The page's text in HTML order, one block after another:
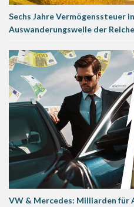
Sechs Jahre Vermögenssteuer
Auswanderungswelle der
VW & Mercedes: Milliarden für